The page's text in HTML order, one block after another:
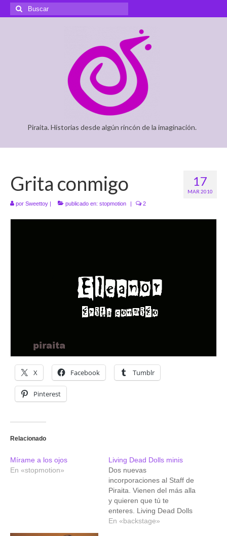
Buscar
por:
Piraita. Historias desde algún rincón de la imaginación.
17
MAR 2010
Grita conmigo
por Sweettoy | publicado en: stopmotion | 2
X Facebook Tumblr
Pinterest
Relacionado
Mírame a los ojos
En «stopmotion»
Living Dead Dolls minis
Dos nuevas
incorporaciones al Staff de
Piraita. Vienen del más alla
y quieren que tú te
enteres. Living Dead Dolls
Minis Eleanor Solo se
En «backstage»